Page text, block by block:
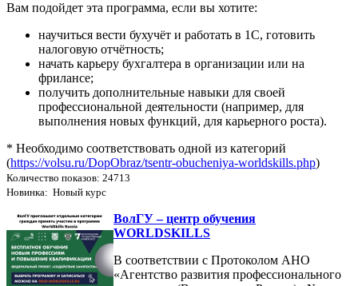
Вам подойдет эта программа, если вы хотите:
научиться вести бухучёт и работать в 1С, готовить
налоговую отчётность;
начать карьеру бухгалтера в организации или на
фрилансе;
получить дополнительные навыки для своей
профессиональной деятельности (например, для
выполнения новых функций, для карьерного роста).
* Необходимо соответствовать одной из категорий
(https://volsu.ru/DopObraz/tsentr-obucheniya-worldskills.php)
Количество показов: 24713
Новинка: Новый курс
ВолГУ – центр обучения
WORLDSKILLS
В соответствии с Протоколом АНО
«Агентство развития профессионального